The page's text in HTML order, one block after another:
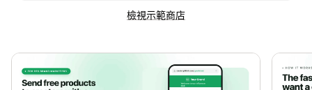
檢視示範商店